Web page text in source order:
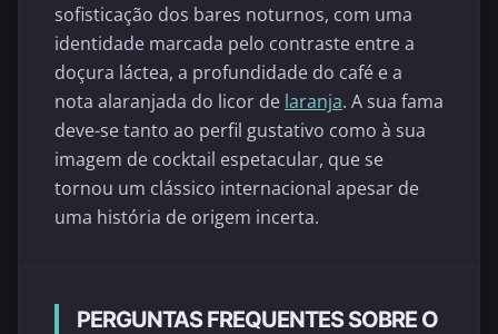
sofisticação dos bares noturnos, com uma
identidade marcada pelo contraste entre a
doçura láctea, a profundidade do café e a
nota alaranjada do licor de laranja. A sua fama
deve-se tanto ao perfil gustativo como à sua
imagem de cocktail espetacular, que se
tornou um clássico internacional apesar de
uma história de origem incerta.
PERGUNTAS FREQUENTES SOBRE O